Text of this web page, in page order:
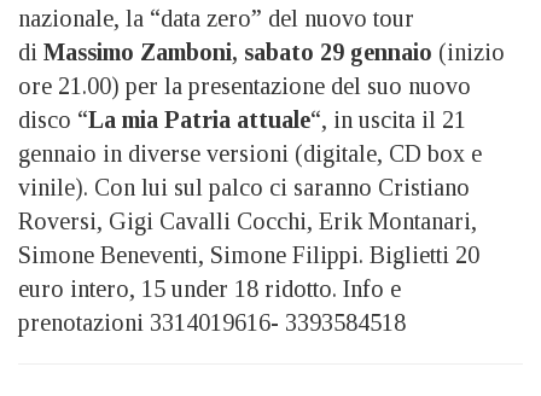
nazionale, la “data zero” del nuovo tour
di Massimo Zamboni, sabato 29 gennaio (inizio
ore 21.00) per la presentazione del suo nuovo
disco “La mia Patria attuale“, in uscita il 21
gennaio in diverse versioni (digitale, CD box e
vinile). Con lui sul palco ci saranno Cristiano
Roversi, Gigi Cavalli Cocchi, Erik Montanari,
Simone Beneventi, Simone Filippi. Biglietti 20
euro intero, 15 under 18 ridotto. Info e
prenotazioni 3314019616- 3393584518